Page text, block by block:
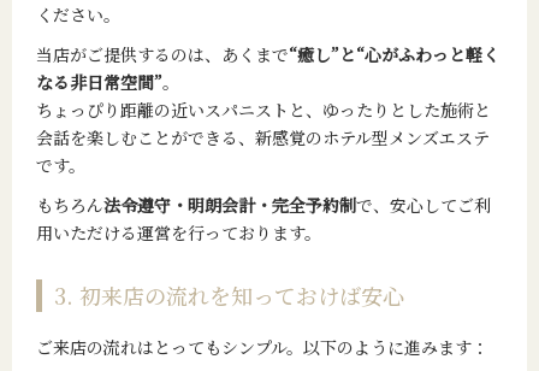
ください。
当店がご提供するのは、あくまで“癒し”と“心がふわっと軽く
なる非日常空間”。
ちょっぴり距離の近いスパニストと、ゆったりとした施術と
会話を楽しむことができる、新感覚のホテル型メンズエステ
です。
もちろん法令遵守・明朗会計・完全予約制で、安心してご利
用いただける運営を行っております。
3. 初来店の流れを知っておけば安心
ご来店の流れはとってもシンプル。以下のように進みます：